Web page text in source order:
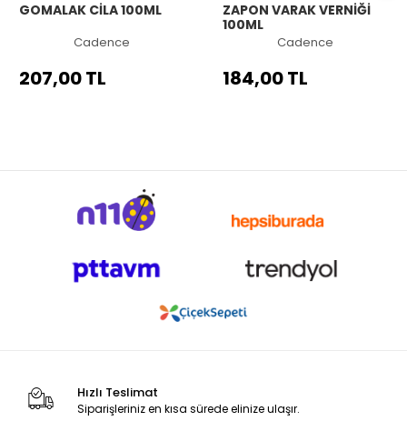
GOMALAK CİLA 100ML
Cadence
207,00 TL
ZAPON VARAK VERNİĞİ
100ML
Cadence
184,00 TL
Hızlı Teslimat
Siparişleriniz en kısa sürede elinize ulaşır.